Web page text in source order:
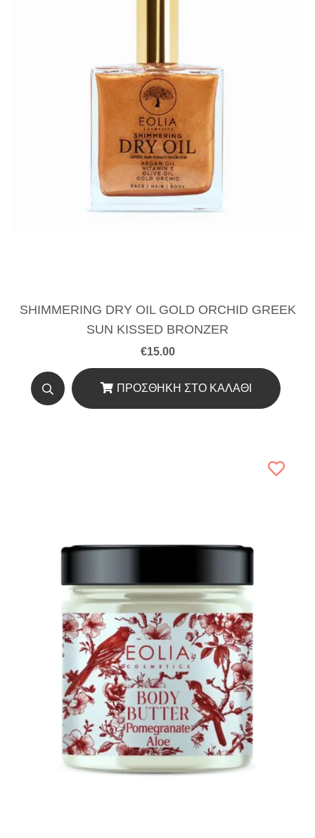
SHIMMERING DRY OIL GOLD ORCHID GREEK
SUN KISSED BRONZER
€15.00
ΠΡΟΣΘΉΚΗ ΣΤΟ ΚΑΛΆΘΙ